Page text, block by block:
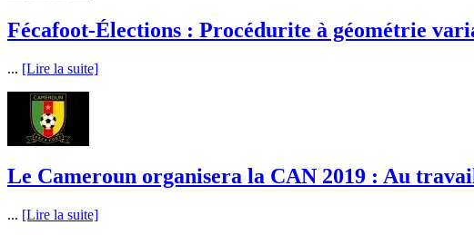
Fécafoot-Élections : Procédurite à géométrie
... [Lire la suite]
Le Cameroun organisera la CAN 2019 : Au
... [Lire la suite]